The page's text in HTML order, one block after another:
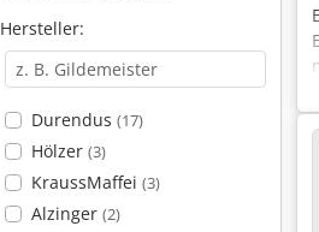
Hersteller:
Durendus (17)
Hölzer (3)
KraussMaffei (3)
Alzinger (2)